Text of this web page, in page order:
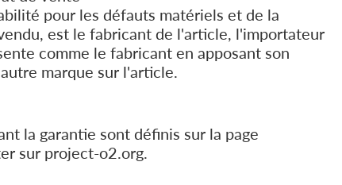
pour les défauts matériels et de la
est le fabricant de l'article, l'importateur
comme le fabricant en apposant son
marque sur l'article.
la garantie sont définis sur la page
sur project-o2.org.